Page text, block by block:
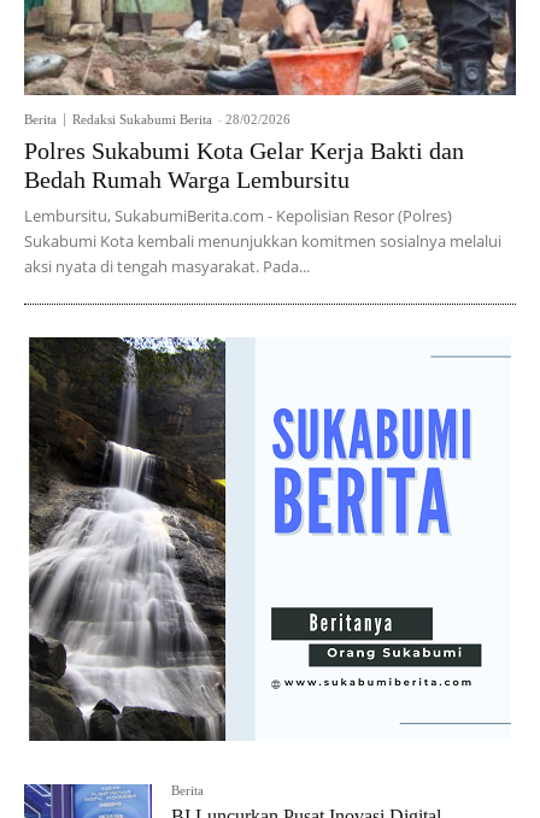
Berita Redaksi Sukabumi Berita - 28/02/2026
Polres Sukabumi Kota Gelar Kerja Bakti dan
Bedah Rumah Warga Lembursitu
Lembursitu, SukabumiBerita.com - Kepolisian Resor (Polres)
Sukabumi Kota kembali menunjukkan komitmen sosialnya melalui
aksi nyata di tengah masyarakat. Pada...
Berita